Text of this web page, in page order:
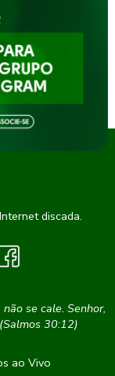
discada.
se cale. Senhor,
30:12)
ao Vivo